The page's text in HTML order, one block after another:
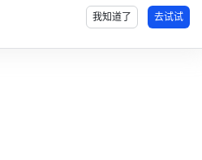
我知道了 去试试